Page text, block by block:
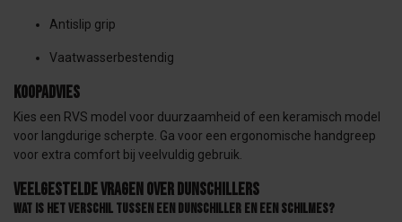
Antislip grip
Vaatwasserbestendig
Koopadvies
Kies een RVS model voor duurzaamheid of een keramisch model
voor langdurige scherpte. Ga voor een ergonomische handgreep
voor extra comfort bij veelvuldig gebruik.
Veelgestelde vragen over dunschillers
Wat is het verschil tussen een dunschiller en een schilmes?